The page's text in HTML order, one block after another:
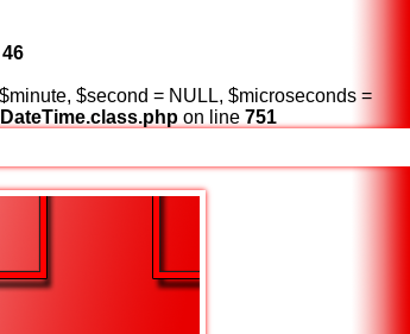
46
$second = NULL, $microseconds =
on line 751